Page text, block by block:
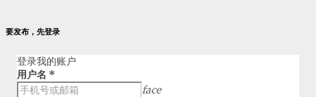
要发布，先登录
登录我的账户
用户名 *
face